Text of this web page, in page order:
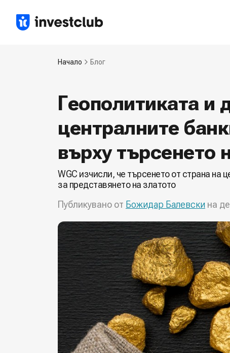
Начало Блог
Геополитиката и
централните
върху търсенето
WGC изчисли, че търсенето от страна на
за представянето на златото
Публикувано от Божидар Балевски на